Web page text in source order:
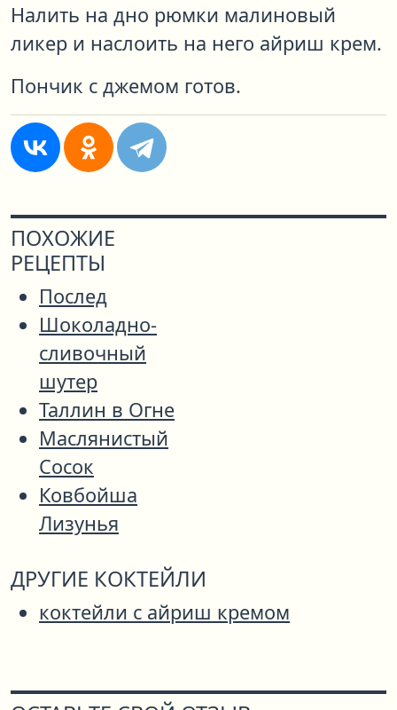
Налить на дно рюмки малиновый
ликер и наслоить на него айриш крем.
Пончик с джемом готов.
ПОХОЖИЕ
РЕЦЕПТЫ
Послед
Шоколадно-
сливочный
шутер
Таллин в Огне
Маслянистый
Сосок
Ковбойша
Лизунья
ДРУГИЕ КОКТЕЙЛИ
коктейли с айриш кремом